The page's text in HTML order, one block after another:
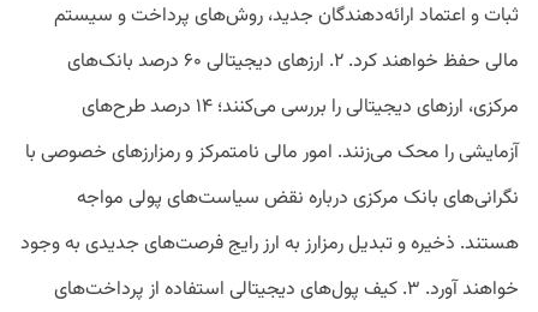
ثبات و اعتماد ارائه‌دهندگان جدید، روش‌های پرداخت و سیستم
مالی حفظ خواهند کرد. ۲. ارزهای دیجیتالی ۶۰ درصد بانک‌های
مرکزی، ارزهای دیجیتالی را بررسی می‌کنند؛ ۱۴ درصد طرح‌های
آزمایشی را محک می‌زنند. امور مالی نامتمرکز و رمزارزهای خصوصی با
نگرانی‌های بانک مرکزی درباره نقض سیاست‌های پولی مواجه
هستند. ذخیره و تبدیل رمزارز به ارز رایج فرصت‌های جدیدی به وجود
خواهند آورد. ۳. کیف‌ پول‌های دیجیتالی استفاده از پرداخت‌های